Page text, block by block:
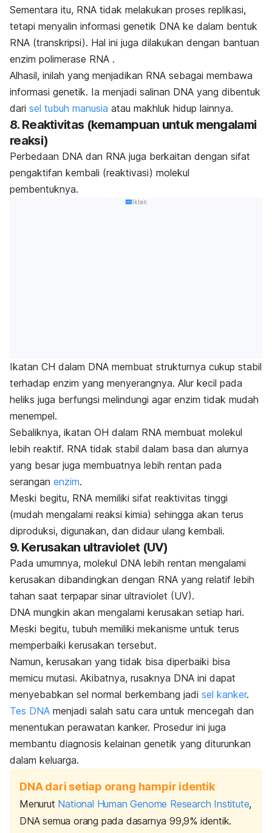
Sementara itu, RNA tidak melakukan proses replikasi,
tetapi menyalin informasi genetik DNA ke dalam bentuk
RNA (transkripsi). Hal ini juga dilakukan dengan bantuan
enzim polimerase RNA .
Alhasil, inilah yang menjadikan RNA sebagai membawa
informasi genetik. Ia menjadi salinan DNA yang dibentuk
dari sel tubuh manusia atau makhluk hidup lainnya.
8. Reaktivitas (kemampuan untuk mengalami
reaksi)
Perbedaan DNA dan RNA juga berkaitan dengan sifat
pengaktifan kembali (reaktivasi) molekul
pembentuknya.
Iklan
Ikatan CH dalam DNA membuat strukturnya cukup stabil
terhadap enzim yang menyerangnya. Alur kecil pada
heliks juga berfungsi melindungi agar enzim tidak mudah
menempel.
Sebaliknya, ikatan OH dalam RNA membuat molekul
lebih reaktif. RNA tidak stabil dalam basa dan alurnya
yang besar juga membuatnya lebih rentan pada
serangan enzim.
Meski begitu, RNA memiliki sifat reaktivitas tinggi
(mudah mengalami reaksi kimia) sehingga akan terus
diproduksi, digunakan, dan didaur ulang kembali.
9. Kerusakan ultraviolet (UV)
Pada umumnya, molekul DNA lebih rentan mengalami
kerusakan dibandingkan dengan RNA yang relatif lebih
tahan saat terpapar sinar ultraviolet (UV).
DNA mungkin akan mengalami kerusakan setiap hari.
Meski begitu, tubuh memiliki mekanisme untuk terus
memperbaiki kerusakan tersebut.
Namun, kerusakan yang tidak bisa diperbaiki bisa
memicu mutasi. Akibatnya, rusaknya DNA ini dapat
menyebabkan sel normal berkembang jadi sel kanker.
Tes DNA menjadi salah satu cara untuk mencegah dan
menentukan perawatan kanker. Prosedur ini juga
membantu diagnosis kelainan genetik yang diturunkan
dalam keluarga.
DNA dari setiap orang hampir identik
Menurut National Human Genome Research Institute,
DNA semua orang pada dasarnya 99,9% identik.